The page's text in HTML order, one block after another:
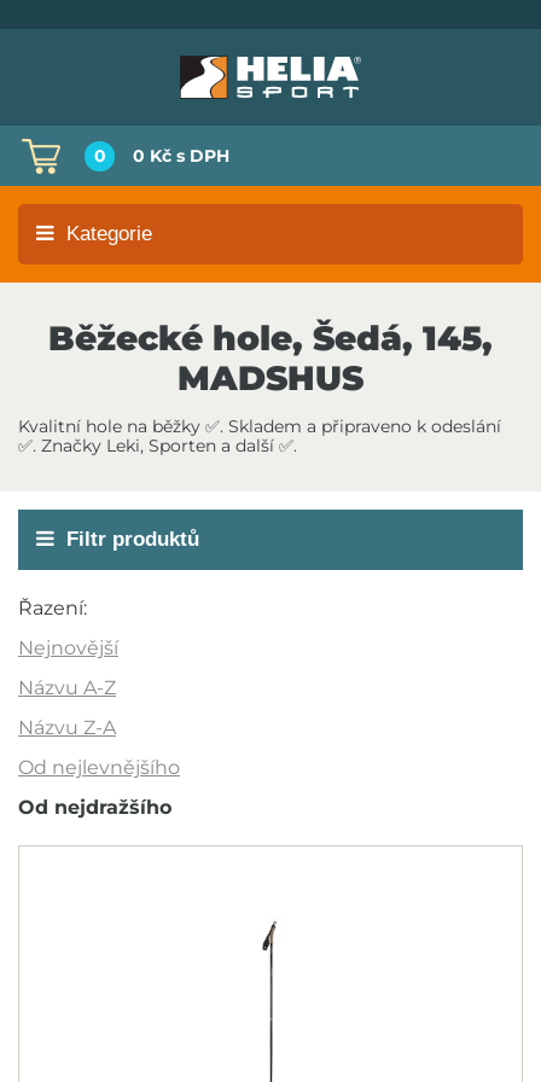
0 0 Kč s DPH
Kategorie
Běžecké hole, Šedá, 145,
MADSHUS
Kvalitní hole na běžky ✅. Skladem a připraveno k odeslání
✅. Značky Leki, Sporten a další ✅.
Filtr produktů
Outlet
Doporučujeme
110
130
Řazení:
Nejnovější
Názvu A-Z
Názvu Z-A
Od nejlevnějšího
Od nejdražšího